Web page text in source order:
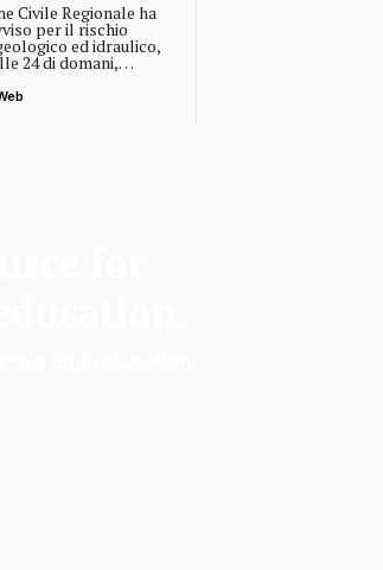
Civile Regionale ha
per il rischio
ed idraulico,
24 di domani,…